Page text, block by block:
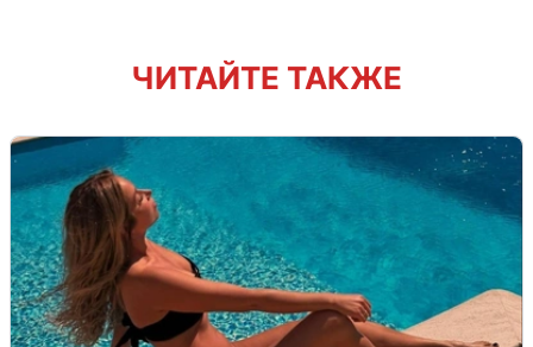
ЧИТАЙТЕ ТАКЖЕ